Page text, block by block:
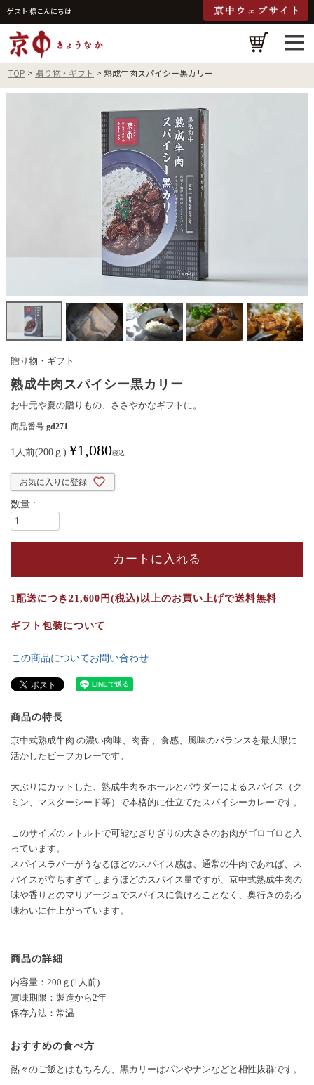
ゲスト 様こんにちは
TOP 贈り物・ギフト 熟成牛肉スパイシー黒カリー
贈り物・ギフト
熟成牛肉スパイシー黒カリー
お中元や夏の贈りもの、ささやかなギフトに。
商品番号 gd271
1人前(200ｇ) ¥1,080税込
お気に入りに登録
カートに入れる
1配送につき21,600円(税込)以上のお買い上げで送料無料
ギフト包装について
この商品についてお問い合わせ
商品の特長
京中式熟成⽜⾁ の濃い⾁味、⾁⾹ 、⾷感、⾵味のバランスを最⼤限に
活かしたビーフカレーです。
大ぶりにカットした、熟成牛肉をホールとパウダーによるスパイス（ク
ミン、マスターシード等）で本格的に仕立てたスパイシーカレーです。
このサイズのレトルトで可能なぎりぎりの大きさのお肉がゴロゴロと入
っています。
スパイスラバーがうなるほどのスパイス感は、通常の牛肉であれば、ス
パイスが立ちすぎてしまうほどのスパイス量ですが、京中式熟成牛肉の
味や香りとのマリアージュでスパイスに負けることなく、奥行きのある
味わいに仕上がっています。
商品の詳細
内容量：200ｇ(1人前)
賞味期限：製造から2年
保存方法：常温
おすすめの食べ方
熱々のご飯とはもちろん、黒カリーはパンやナンなどと相性抜群です。